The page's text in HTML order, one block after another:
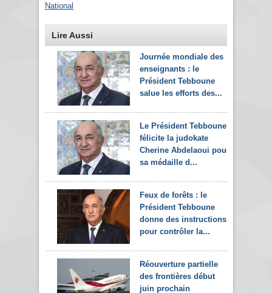
National
Lire Aussi
Journée mondiale des
enseignants : le
Président Tebboune
salue les efforts des...
Le Président Tebboune
félicite la judokate
Cherine Abdelaoui pour
sa médaille d...
Feux de forêts : le
Président Tebboune
donne des instructions
pour contrôler la...
Réouverture partielle
des frontières début
juin prochain